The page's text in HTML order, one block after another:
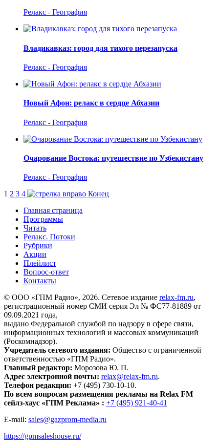
Релакс - География
Владикавказ: город для тихого перезапуска
Релакс - География
Новый Афон: релакс в сердце Абхазии
Релакс - География
Очарование Востока: путешествие по Узбекистану
Релакс - География
1 2 3 4
Конец
Главная страница
Программы
Читать
Релакс. Потоки
Рубрики
Акции
Плейлист
Вопрос-ответ
Контакты
© ООО «ГПМ Радио», 2026. Сетевое издание relax-fm.ru,
регистрационный номер СМИ серия Эл № ФС77-81889 от
09.09.2021 года,
выдано Федеральной службой по надзору в сфере связи,
информационных технологий и массовых коммуникаций
(Роскомнадзор).
Учредитель сетевого издания: Общество с ограниченной
ответственностью «ГПМ Радио».
Главный редактор: Морозова Ю. П.
Адрес электронной почты: relax@relax-fm.ru.
Телефон редакции: +7 (495) 730-10-10.
По всем вопросам размещения рекламы на Relax FM
сейлз-хаус «ГПМ Реклама» : +7 (495) 921-40-41
E-mail: sales@gazprom-media.ru
https://gpmsaleshouse.ru/